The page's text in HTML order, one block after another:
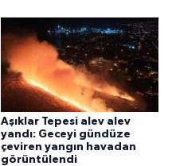
Aşıklar Tepesi alev alev
yandı: Geceyi gündüze
çeviren yangın havadan
görüntülendi